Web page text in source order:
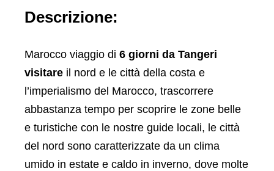
Descrizione:
Marocco viaggio di 6 giorni da Tangeri
visitare il nord e le città della costa e
l’imperialismo del Marocco, trascorrere
abbastanza tempo per scoprire le zone belle
e turistiche con le nostre guide locali, le città
del nord sono caratterizzate da un clima
umido in estate e caldo in inverno, dove molte